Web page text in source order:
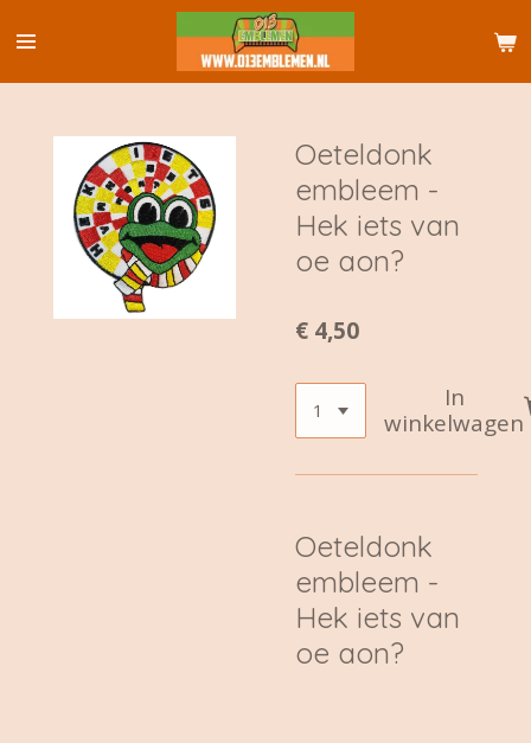
direct
Oeteldonk
embleem -
Hek iets van
oe aon?
€ 4,50
In
winkelwagen
Oeteldonk
embleem -
Hek iets van
oe aon?